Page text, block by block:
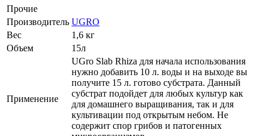
Прочие
Производитель UGRO
Вес
1,6 кг
Объем
15л
Применение
UGro Slab Rhiza для начала использования
нужно добавить 10 л. воды и на выходе вы
получите 15 л. готово субстрата. Данный
субстрат подойдет для любых культур как
для домашнего выращивания, так и для
культивации под открытым небом. Не
содержит спор грибов и патогенных